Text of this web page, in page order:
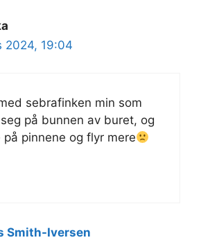
2024, 19:04
sebrafinken min som
på bunnen av buret, og
på pinnene og flyr mere
Smith-Iversen